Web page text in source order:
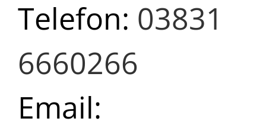
Telefon: 03831
6660266
Email: